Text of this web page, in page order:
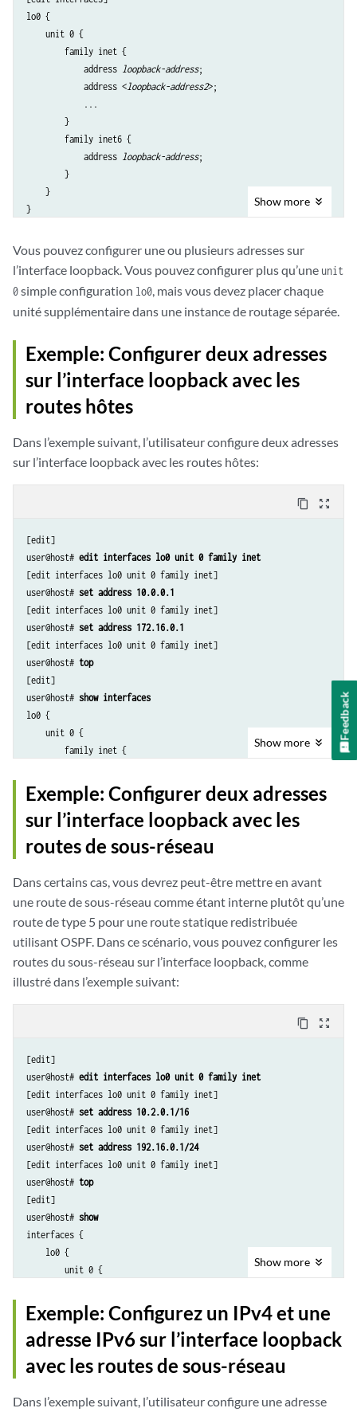
lo0 {
    unit 0 {
        family inet {
            address
loopback-address;
            address <
loopback-address2>;
            ...
        }
        family inet6 {
            address
loopback-address;
        }
    }
Show more
Vous pouvez configurer une ou plusieurs adresses sur
l’interface loopback. Vous pouvez configurer plus qu’une unit
0simple configuration lo0 , mais vous devez placer chaque
unité supplémentaire dans une instance de routage séparée.
Exemple: Configurer deux adresses
sur l’interface loopback avec les
routes hôtes
Dans l’exemple suivant, l’utilisateur configure deux adresses
sur l’interface loopback avec les routes hôtes:
content_copy zoom_out_map
[edit]
user@host# edit interfaces lo0 unit 0 family inet
[edit interfaces lo0 unit 0 family inet]
user@host# set address 10.0.0.1
[edit interfaces lo0 unit 0 family inet]
user@host# set address 172.16.0.1
[edit interfaces lo0 unit 0 family inet]
user@host# top
[edit]
user@host# show interfaces
lo0 {
    unit 0 {
        family inet {
            172.16.0.1/32;
        }
    }
Show more
Exemple: Configurer deux adresses
sur l’interface loopback avec les
routes de sous-réseau
Dans certains cas, vous devrez peut-être mettre en avant
une route de sous-réseau comme étant interne plutôt qu’une
route de type 5 pour une route statique redistribuée
utilisant OSPF. Dans ce scénario, vous pouvez configurer les
routes du sous-réseau sur l’interface loopback, comme
illustré dans l’exemple suivant:
content_copy zoom_out_map
[edit]
user@host# edit interfaces lo0 unit 0 family inet
[edit interfaces lo0 unit 0 family inet]
user@host# set address 10.2.0.1/16
[edit interfaces lo0 unit 0 family inet]
user@host# set address 192.16.0.1/24
[edit interfaces lo0 unit 0 family inet]
user@host# top
[edit]
user@host# show
interfaces {
    lo0 {
        unit 0 {
                10.2.0.1/16;
                192.16.0.1/24;
            }
    }
Show more
Exemple: Configurez un IPv4 et une
adresse IPv6 sur l’interface loopback
avec les routes de sous-réseau
Dans l’exemple suivant, l’utilisateur configure une adresse
Feedback